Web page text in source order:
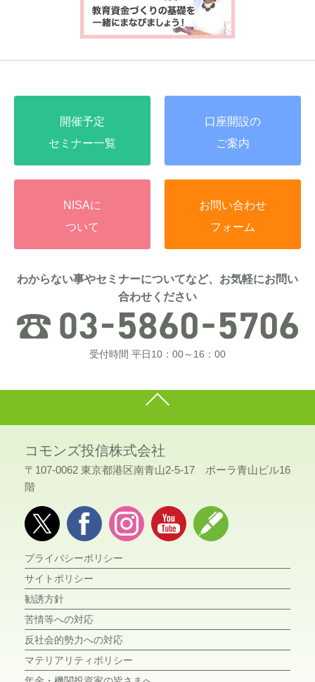
開催予定
セミナー一覧
口座開設の
ご案内
NISAに
ついて
お問い合わせ
フォーム
わからない事やセミナーについてなど、お気軽にお問い
合わせください
受付時間 平日10：00～16：00
コモンズ投信株式会社
〒107-0062 東京都港区南青山2-5-17 ポーラ青山ビル16
階
プライバシーポリシー
サイトポリシー
勧誘方針
苦情等への対応
反社会的勢力への対応
マテリアリティポリシー